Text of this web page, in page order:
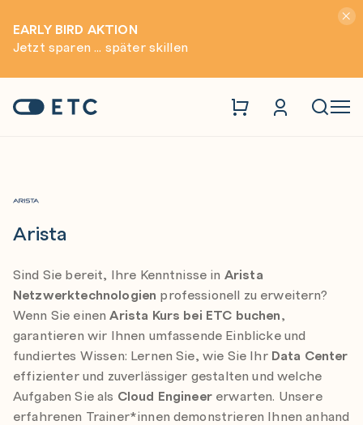
EARLY BIRD AKTION
Jetzt sparen ... später skillen
Startseite: ETC
Trainings Arista
Arista
Sind Sie bereit, Ihre Kenntnisse in Arista
Netzwerktechnologien professionell zu erweitern?
Wenn Sie einenArista Kurs bei ETC buchen,
garantieren wir Ihnen umfassende Einblicke und
fundiertes Wissen: Lernen Sie, wie Sie Ihr Data Center
effizienter und zuverlässiger gestalten und welche
Aufgaben Sie als Cloud Engineererwarten. Unsere
erfahrenen Trainer*innen demonstrieren Ihnen anhand